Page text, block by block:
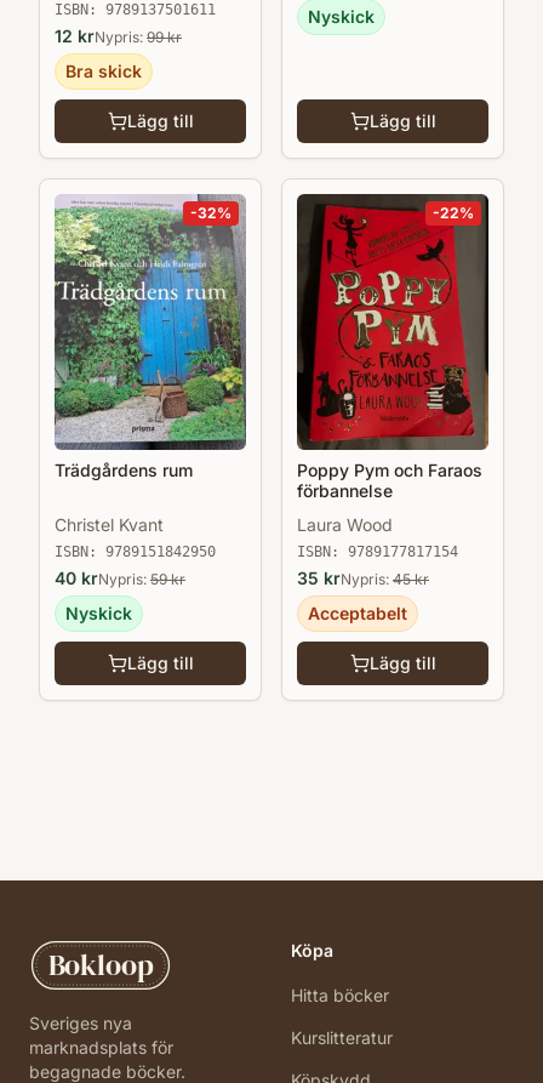
ISBN: 9789137501611
12 krNypris: 99kr
Bra skick
Lägg till
Nyskick
Lägg till
-32%
Trädgårdens rum
Christel Kvant
ISBN: 9789151842950
40 krNypris: 59kr
Nyskick
Lägg till
-22%
Poppy Pym och Faraos
förbannelse
Laura Wood
ISBN: 9789177817154
35 krNypris: 45kr
Acceptabelt
Lägg till
Bokloop
Sveriges nya
marknadsplats för
begagnade böcker.
Köpa
Hitta böcker
Kurslitteratur